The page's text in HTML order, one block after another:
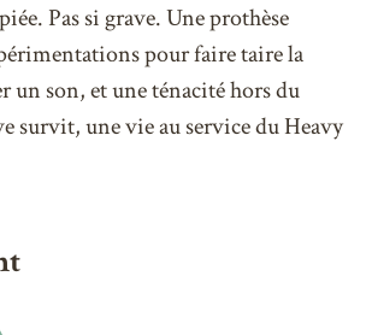
Pas si grave. Une prothèse
pour faire taire la
un son, et une ténacité hors du
survit, une vie au service du Heavy